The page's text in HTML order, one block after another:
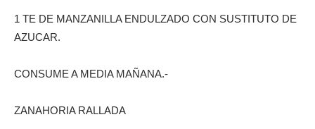
1 TE DE MANZANILLA ENDULZADO CON SUSTITUTO DE
AZUCAR.
CONSUME A MEDIA MAÑANA.-
ZANAHORIA RALLADA